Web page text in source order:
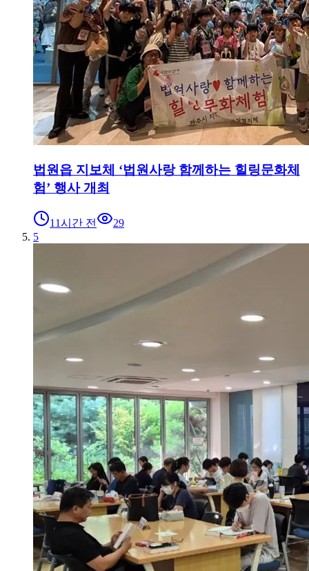
법원읍 지보체 ‘법원사랑 함께하는 힐링문화체
험’ 행사 개최
11시간 전
29
5